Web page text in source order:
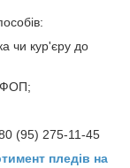
чи кур'єру до
ФОП;
(95) 275-11-45
пледів на